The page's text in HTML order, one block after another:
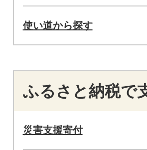
使い道から探す
ふるさと納税で
災害支援寄付